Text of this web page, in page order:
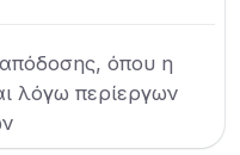
όπου η
λόγω περίεργων